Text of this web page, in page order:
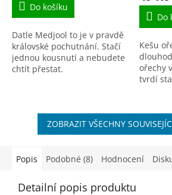
5,0
5
hvězdiček.
Do košíku
Datle Medjool to je v pravdě
královské pochutnání. Stačí
jednou kousnutí a nebudete
chtít přestat.
Do
Kešu
ořechy
tvrdí
nic
ZOBRAZIT VŠECHNY
Popis Podobné (8) Hodnocení
Detailní popis produktu